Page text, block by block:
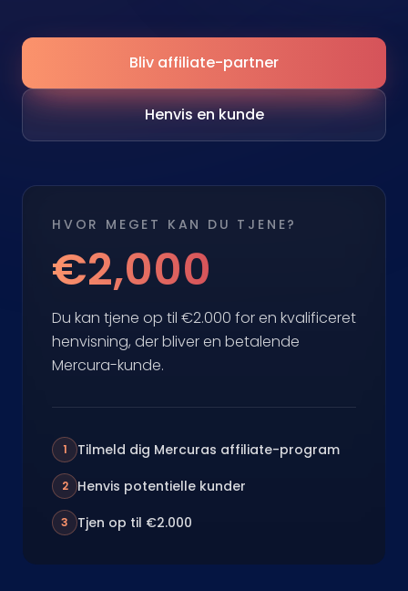
Bliv affiliate-partner
Henvis en kunde
HVOR MEGET KAN DU TJENE?
€2,000
Du kan tjene op til €2.000 for en kvalificeret
henvisning, der bliver en betalende
Mercura-kunde.
1 Tilmeld dig Mercuras affiliate-program
2 Henvis potentielle kunder
3 Tjen op til €2.000